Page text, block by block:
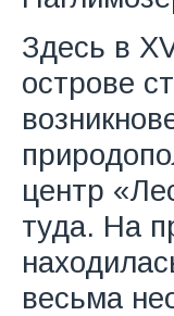
Здесь в
острове
центр
туда. На
весьма